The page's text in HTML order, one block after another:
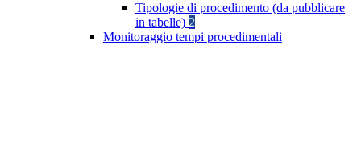
Tipologie di procedimento (da pubblicare
in tabelle) 2
Monitoraggio tempi procedimentali